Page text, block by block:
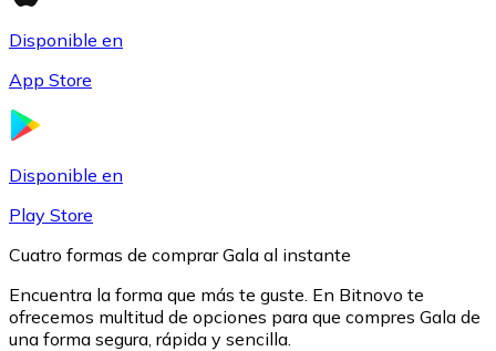
Disponible en
App Store
Disponible en
Play Store
Cuatro formas de comprar Gala al instante
Encuentra la forma que más te guste. En Bitnovo te
ofrecemos multitud de opciones para que compres Gala de
una forma segura, rápida y sencilla.